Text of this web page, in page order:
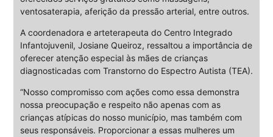
ventosaterapia, aferição da pressão arterial, entre outros.
A coordenadora e arteterapeuta do Centro Integrado
Infantojuvenil, Josiane Queiroz, ressaltou a importância de
oferecer atenção especial às mães de crianças
diagnosticadas com Transtorno do Espectro Autista (TEA).
“Nosso compromisso com ações como essa demonstra
nossa preocupação e respeito não apenas com as
crianças atípicas do nosso município, mas também com
seus responsáveis. Proporcionar a essas mulheres um